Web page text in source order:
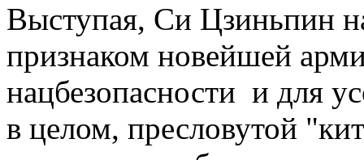
Выступая, Си Цзиньпин
признаком новейшей
нацбезопасности и для
в целом, пресловутой